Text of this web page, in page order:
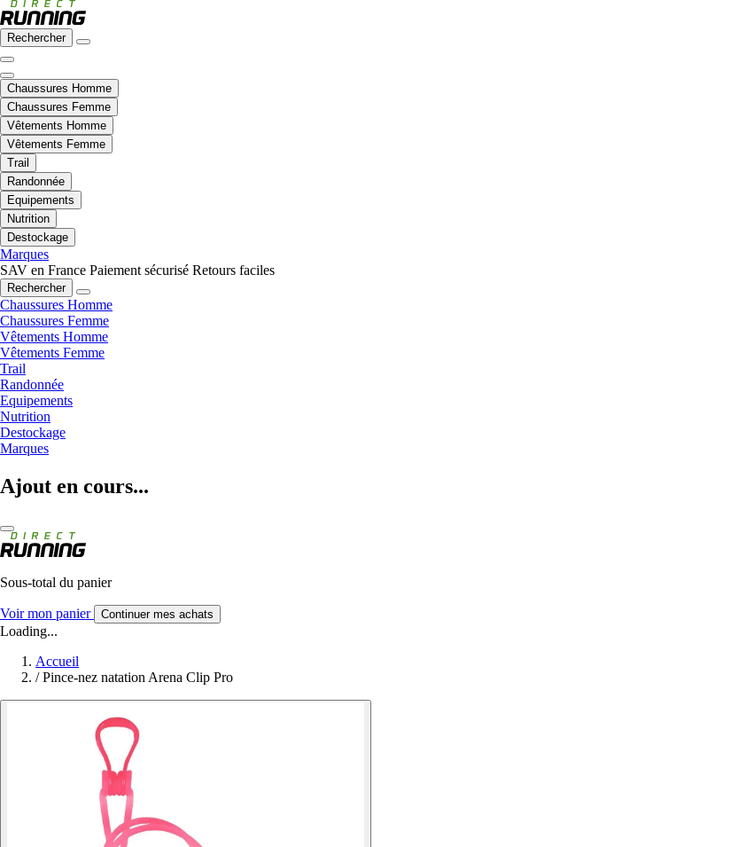
Rechercher
Chaussures Homme
Chaussures Femme
Vêtements Homme
Vêtements Femme
Trail
Randonnée
Equipements
Nutrition
Destockage
Marques
SAV en France Paiement sécurisé Retours faciles
Rechercher
Chaussures Homme
Chaussures Femme
Vêtements Homme
Vêtements Femme
Trail
Randonnée
Equipements
Nutrition
Destockage
Marques
Ajout en cours...
Sous-total du panier
Voir mon panier Continuer mes achats
Loading...
Accueil
/ Pince-nez natation Arena Clip Pro